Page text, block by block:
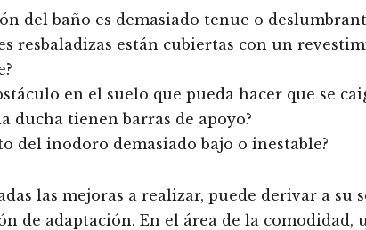
del baño es demasiado tenue o
resbaladizas están cubiertas con un
en el suelo que pueda hacer que se
ducha tienen barras de apoyo?
del inodoro demasiado bajo o inestable?
las mejoras a realizar, puede derivar a su
de adaptación. En el área de la comodidad,